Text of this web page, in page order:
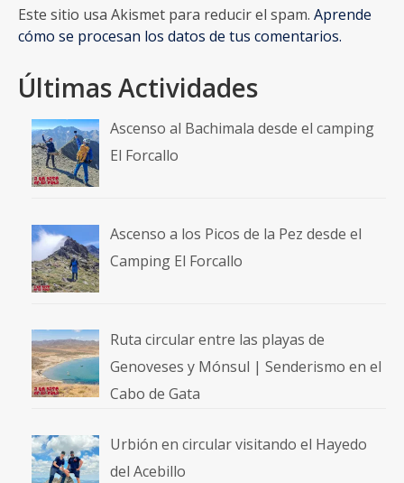
Este sitio usa Akismet para reducir el spam. Aprende
cómo se procesan los datos de tus comentarios.
Últimas Actividades
Ascenso al Bachimala desde el camping
El Forcallo
Ascenso a los Picos de la Pez desde el
Camping El Forcallo
Ruta circular entre las playas de
Genoveses y Mónsul | Senderismo en el
Cabo de Gata
Urbión en circular visitando el Hayedo
del Acebillo